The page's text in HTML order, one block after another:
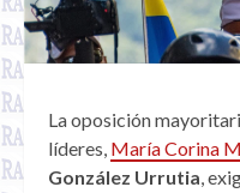
La oposición
líderes, María Corina
González Urrutia,